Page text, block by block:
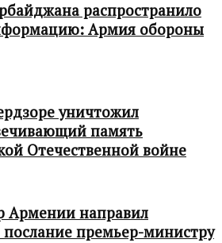
распространило
Армия обороны
уничтожил
память
Отечественной войне
Армении направил
послание премьер-министру